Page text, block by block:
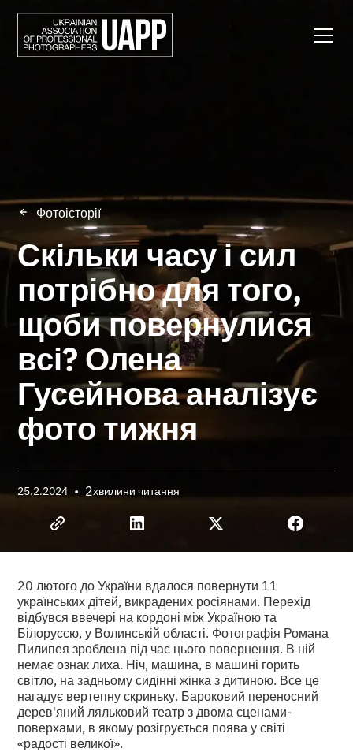
Фотоісторії
Скільки часу і сил
потрібно для того,
щоби повернулися
всі? Олена
Гусейнова аналізує
фото тижня
25.2.2024 • 2хвилини читання
20 лютого до України вдалося повернути 11
українських дітей, викрадених росіянами. Перехід
відбувся ввечері на кордоні між Україною та
Білоруссю, у Волинській області. Фотографія Романа
Пилипея зроблена під час цього повернення. В ній
немає ознак лиха. Ніч, машина, в машині горить
світло, на задньому сидінні жінка з дитиною. Все це
нагадує вертепну скриньку. Бароковий переносний
дерев'яний ляльковий театр з двома сценами-
поверхами, в якому розігрується поява у світі
«радості великої».